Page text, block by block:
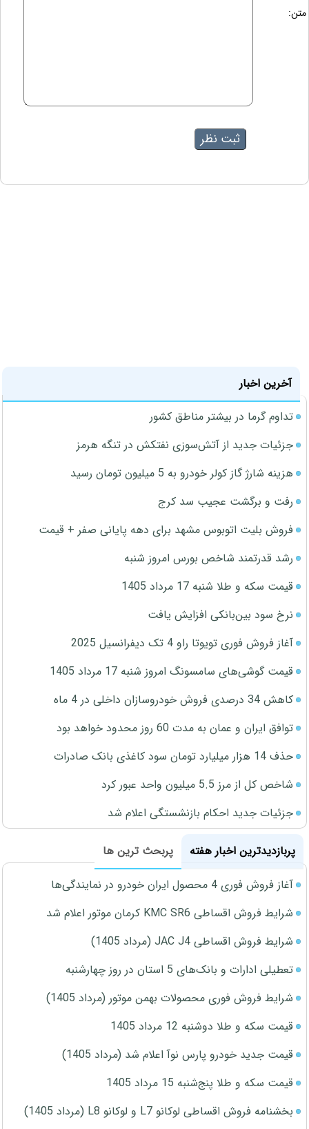
متن:
آخرین اخبار
تداوم گرما در بیشتر مناطق کشور
جزئیات جدید از آتش‌سوزی نفتکش در تنگه هرمز
هزینه شارژ گاز کولر خودرو به 5 میلیون تومان رسید
رفت و برگشت عجیب سد کرج
فروش بلیت اتوبوس مشهد برای دهه پایانی صفر + قیمت
رشد قدرتمند شاخص بورس امروز شنبه
قیمت سکه و طلا شنبه 17 مرداد 1405
نرخ سود بین‌بانکی افزایش یافت
آغاز فروش فوری تویوتا راو 4 تک دیفرانسیل 2025
قیمت گوشی‌های سامسونگ امروز شنبه 17 مرداد 1405
کاهش 34 درصدی فروش خودروسازان داخلی در 4 ماه
توافق ایران و عمان به مدت 60 روز محدود خواهد بود
حذف 14 هزار میلیارد تومان سود کاغذی بانک صادرات
شاخص کل از مرز 5.5 میلیون واحد عبور کرد
جزئیات جدید احکام بازنشستگی اعلام شد
پربازدیدترین اخبار هفته
پربحث ترین ها
آغاز فروش فوری 4 محصول ایران خودرو در نمایندگی‌ها
شرایط فروش اقساطی KMC SR6 کرمان موتور اعلام شد
شرایط فروش اقساطی JAC J4 (مرداد 1405)
تعطیلی ادارات و بانک‌های 5 استان در روز چهارشنبه
شرایط فروش فوری محصولات بهمن موتور (مرداد 1405)
قیمت سکه و طلا دوشنبه 12 مرداد 1405
قیمت جدید خودرو پارس نوآ اعلام شد (مرداد 1405)
قیمت سکه و طلا پنج‌شنبه 15 مرداد 1405
بخشنامه فروش اقساطی لوکانو L7 و لوکانو L8 (مرداد 1405)